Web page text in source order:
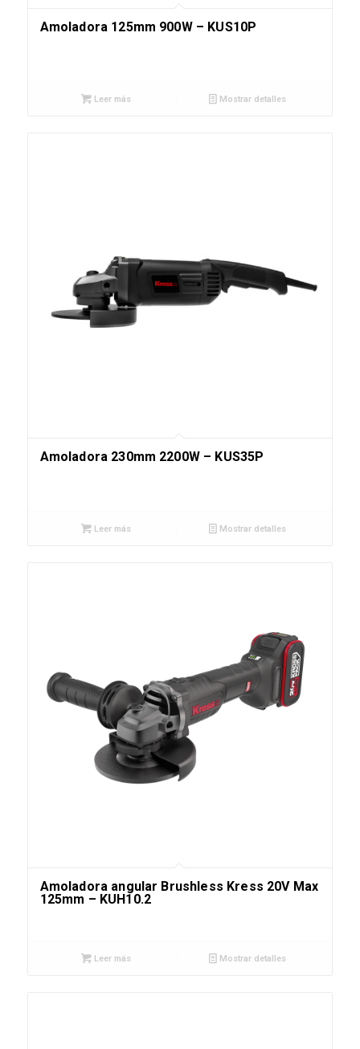
Amoladora 125mm 900W – KUS10P
Leer más Mostrar detalles
Amoladora 230mm 2200W – KUS35P
Leer más Mostrar detalles
Amoladora angular Brushless Kress 20V Max
125mm – KUH10.2
Leer más Mostrar detalles